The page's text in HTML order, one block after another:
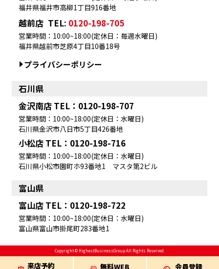
福井県福井市高柳1丁目916番地
越前店 TEL: 0120-198-705
福井県越前市芝原4丁目10番18号
営業時間：10:00~18:00(定休日：毎週水曜日)
プライバシーポリシー
石川県
金沢南店 TEL：0120-198-707
営業時間：10:00~18:00(定休日：水曜日)
石川県金沢市八日市5丁目426番地
小松店 TEL：0120-198-716
営業時間：10:00~18:00(定休日：水曜日)
石川県小松市園町ホ93番地1 マスタ第2ビル
富山県
富山店 TEL：0120-198-722
営業時間：10:00~18:00(定休日：水曜日)
富山県富山市掛尾町283番地1
Copyright © HighestBusinessGroup All Rights Reserved.
来店予約 無料WEB 会員登録